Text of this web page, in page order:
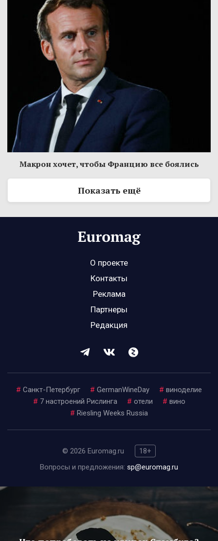
Макрон хочет, чтобы Францию все боялись
Показать ещё
О проекте
Контакты
Реклама
Партнеры
Редакция
# Санкт-Петербург # GermanWineDay # виноделие
# 7 настроений Рислинга # отели # вино
# Riesling Weeks Russia
© 2026 Euromag.ru
18+
Вопросы и предложения: sp@euromag.ru